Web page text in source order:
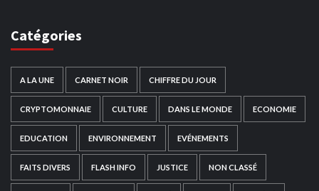
Catégories
A LA UNE CARNET NOIR CHIFFRE DU JOUR
CRYPTOMONNAIE CULTURE DANS LE MONDE ECONOMIE
EDUCATION ENVIRONNEMENT EVÉNEMENTS
FAITS DIVERS FLASH INFO JUSTICE NON CLASSÉ